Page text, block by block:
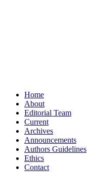
Home
About
Editorial Team
Current
Archives
Announcements
Authors Guidelines
Ethics
Contact